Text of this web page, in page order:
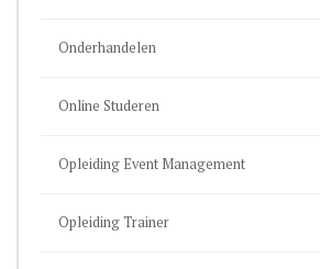
Onderhandelen
Online Studeren
Opleiding Event Management
Opleiding Trainer